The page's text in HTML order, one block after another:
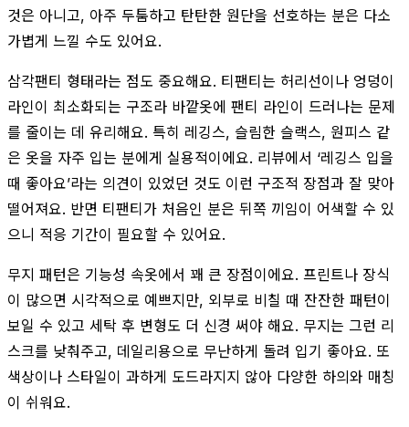
것은 아니고, 아주 두툼하고 탄탄한 원단을 선호하는 분은 다소
가볍게 느낄 수도 있어요.
삼각팬티 형태라는 점도 중요해요. 티팬티는 허리선이나 엉덩이
라인이 최소화되는 구조라 바깥옷에 팬티 라인이 드러나는 문제
를 줄이는 데 유리해요. 특히 레깅스, 슬림한 슬랙스, 원피스 같
은 옷을 자주 입는 분에게 실용적이에요. 리뷰에서 ‘레깅스 입을
때 좋아요’라는 의견이 있었던 것도 이런 구조적 장점과 잘 맞아
떨어져요. 반면 티팬티가 처음인 분은 뒤쪽 끼임이 어색할 수 있
으니 적응 기간이 필요할 수 있어요.
무지 패턴은 기능성 속옷에서 꽤 큰 장점이에요. 프린트나 장식
이 많으면 시각적으로 예쁘지만, 외부로 비칠 때 잔잔한 패턴이
보일 수 있고 세탁 후 변형도 더 신경 써야 해요. 무지는 그런 리
스크를 낮춰주고, 데일리용으로 무난하게 돌려 입기 좋아요. 또
색상이나 스타일이 과하게 도드라지지 않아 다양한 하의와 매칭
이 쉬워요.